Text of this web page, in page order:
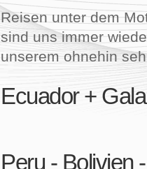
Reisen unter dem
sind uns immer
unserem ohnehin
Ecuador +
Peru - Bolivien